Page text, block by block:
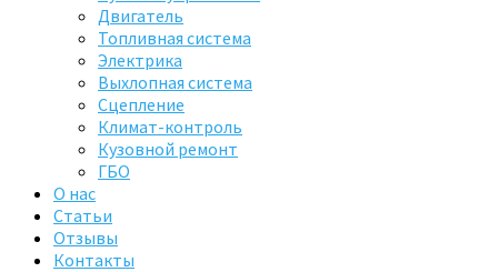
Двигатель
Топливная система
Электрика
Выхлопная система
Сцепление
Климат-контроль
Кузовной ремонт
ГБО
О нас
Статьи
Отзывы
Контакты